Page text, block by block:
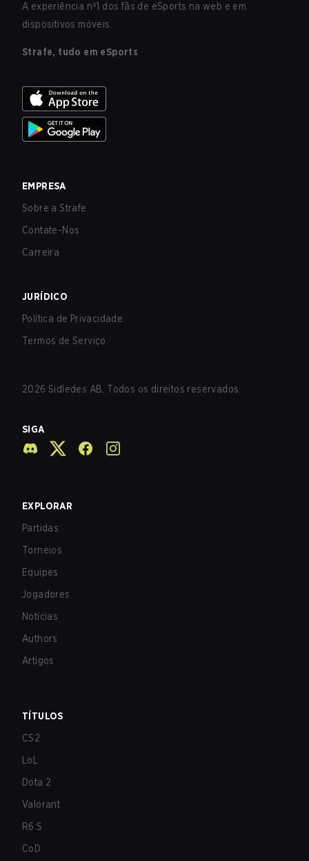
A experiência nº1 dos fãs de eSports na web e em
dispositivos móveis.
Strafe, tudo em eSports
EMPRESA
Sobre a Strafe
Contate-Nos
Carreira
JURÍDICO
Política de Privacidade
Termos de Serviço
2026 Sidledes AB. Todos os direitos reservados.
SIGA
EXPLORAR
Partidas
Torneios
Equipes
Jogadores
Notícias
Authors
Artigos
TÍTULOS
CS2
LoL
Dota 2
Valorant
R6:S
CoD